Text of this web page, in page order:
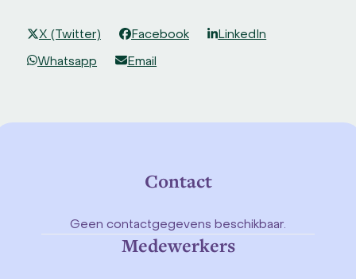
X (Twitter) Facebook LinkedIn
Whatsapp Email
Contact
Geen contactgegevens beschikbaar.
Medewerkers